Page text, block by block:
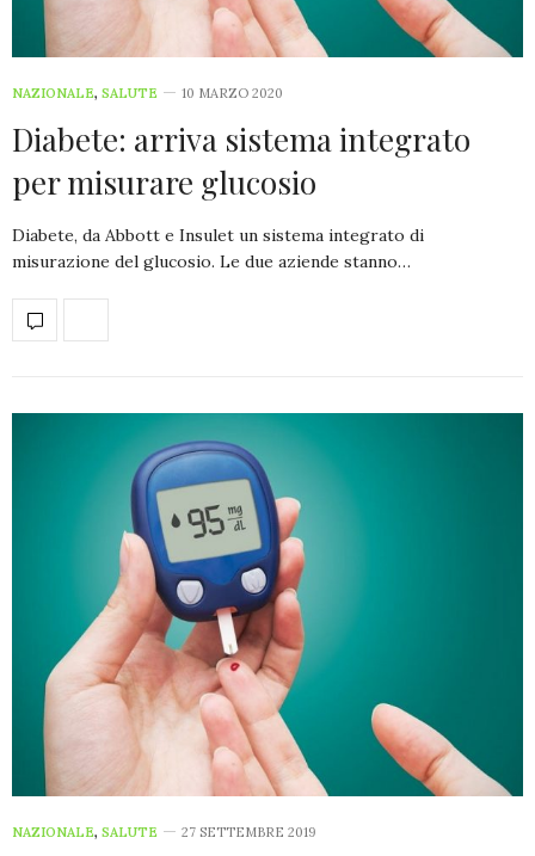
NAZIONALE, SALUTE 10 MARZO 2020
Diabete: arriva sistema integrato
per misurare glucosio
Diabete, da Abbott e Insulet un sistema integrato di
misurazione del glucosio. Le due aziende stanno…
NAZIONALE, SALUTE 27 SETTEMBRE 2019